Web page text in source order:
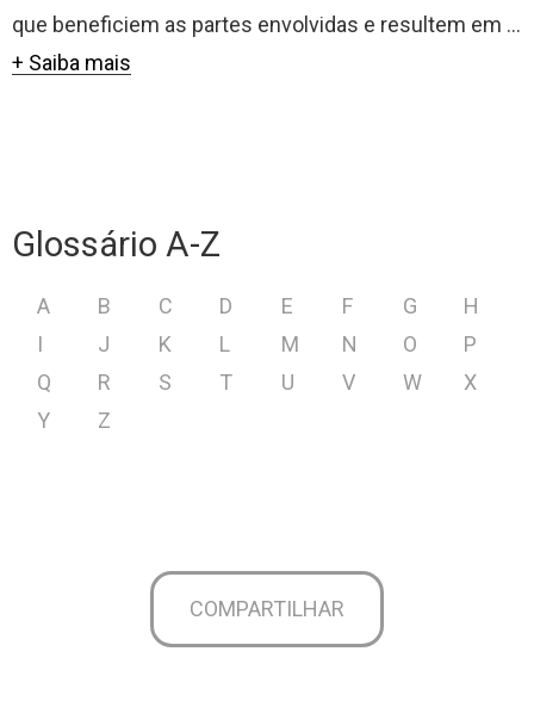
que beneficiem as partes envolvidas e resultem em ...
+ Saiba mais
Glossário A-Z
A B C D E F G
H
I
J K L M N O
P
Q
R S T U V W
X
Y
Z
COMPARTILHAR